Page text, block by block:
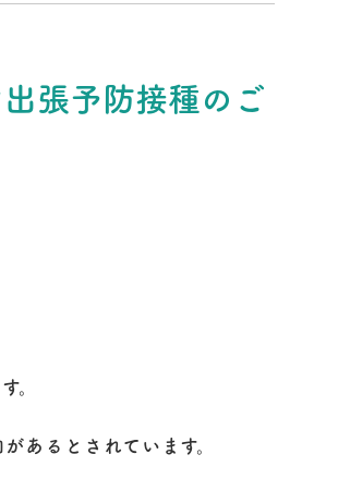
訪問入浴
ン幸
看護ステーションあずきもち
リハビリテーション曳馬野
集]
張予防接種のご
。
あるとされています。